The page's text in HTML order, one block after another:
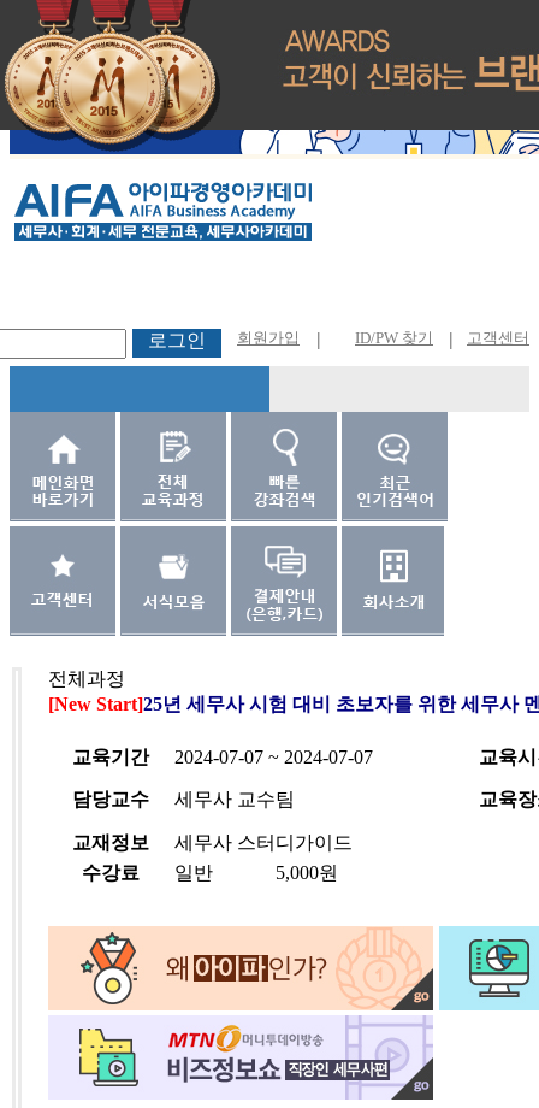
고객센터
|
ID/PW 찾기
|
회원가입
로그인
전체과정
[New Start]25년 세무사 시험 대비 초보자를 위한 세무사
교육기간 2024-07-07 ~ 2024-07-07 교육
담당교수 세무사 교수팀 교육
교재정보
세무사 스터디가이드
수강료
일반 5,000원